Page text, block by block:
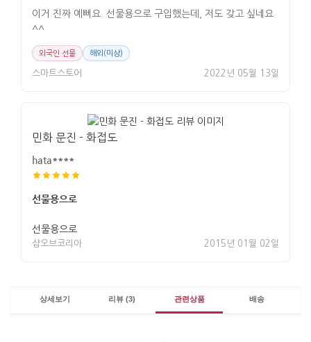
이거 진짜 예뻐요. 선물용으로 구입했는데, 저도 갖고 싶네요
^^
외국인 선물 해외(미상)
스마트스토어 2022년 05월 13일
민화 문진 - 화접도
hata****
선물용으로
선물용으로
샵오브코리아 2015년 01월 02일
상세보기 리뷰 (3) 관련상품 배송